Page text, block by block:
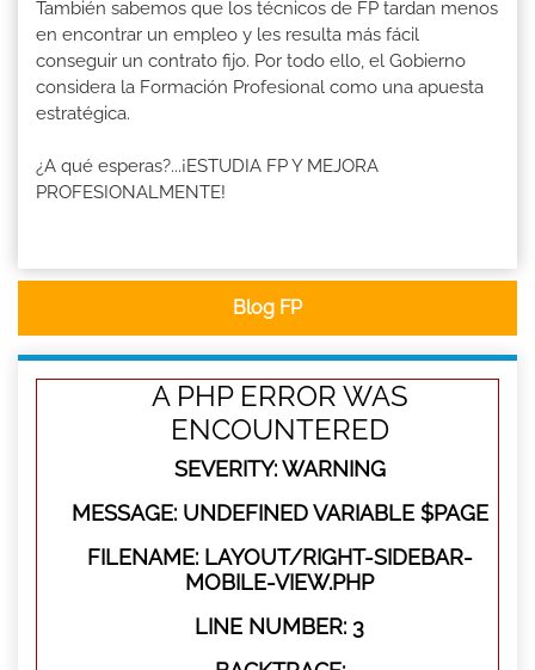
También sabemos que los técnicos de FP tardan menos
en encontrar un empleo y les resulta más fácil
conseguir un contrato fijo. Por todo ello, el Gobierno
considera la Formación Profesional como una apuesta
estratégica.
¿A qué esperas?...¡ESTUDIA FP Y MEJORA
PROFESIONALMENTE!
Blog FP
A PHP ERROR WAS
ENCOUNTERED
SEVERITY: WARNING
MESSAGE: UNDEFINED VARIABLE $PAGE
FILENAME: LAYOUT/RIGHT-SIDEBAR-
MOBILE-VIEW.PHP
LINE NUMBER: 3